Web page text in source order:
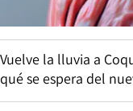
Vuelve la lluvia a
qué se espera del